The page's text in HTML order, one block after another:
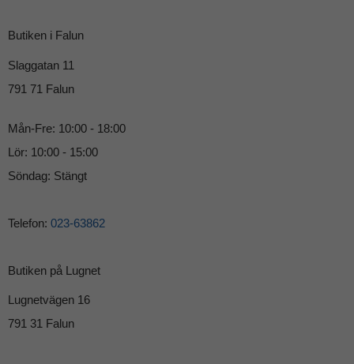
Butiken i Falun
Slaggatan 11
791 71 Falun
Mån-Fre: 10:00 - 18:00
Lör: 10:00 - 15:00
Söndag: Stängt
Telefon: 023-63862
Butiken på Lugnet
Lugnetvägen 16
791 31 Falun